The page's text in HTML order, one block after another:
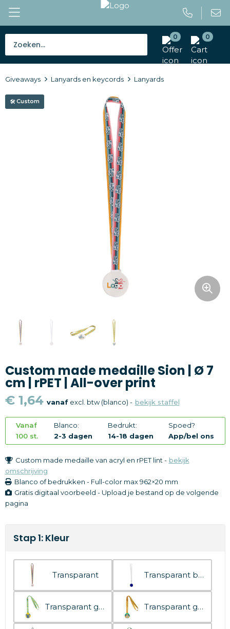
0 0
Tassen
Caps en mutsen
Gereedschap en veiligheid
Kantoorartikelen
Gadgets
Textiel
Thema
Merken
Giveaways Lanyards en keycords Lanyards
Custom
Custom made medaille Sion | Ø 7
cm | rPET | All-over print
€ 1,64 vanafexcl. btw (blanco) - bekijk staffel
Vanaf
100 st.
Blanco:
2-3 dagen
Bedrukt:
14-18 dagen
Spoed?
App/bel ons
Custom made medaille van acryl en rPET lint -bekijk
omschrijving
Blanco of bedrukken - Full-color max 962×20 mm
Gratis digitaal voorbeeld - Upload je bestand op de volgende
pagina
Stap 1: Kleur
Transparant Transparant blauw
Transparant geel Transparant groen